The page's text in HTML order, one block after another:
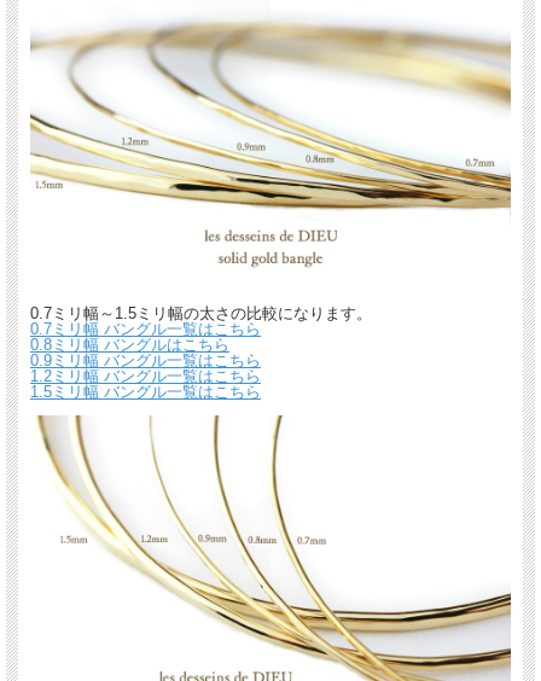
0.7ミリ幅～1.5ミリ幅の太さの比較になります。
0.7ミリ幅 バングル一覧はこちら
0.8ミリ幅 バングルはこちら
0.9ミリ幅 バングル一覧はこちら
1.2ミリ幅 バングル一覧はこちら
1.5ミリ幅 バングル一覧はこちら